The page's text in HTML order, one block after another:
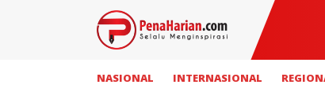
NASIONAL INTERNASIONAL